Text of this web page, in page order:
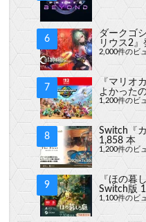
ダークゴ
リウス2』
2,000件のビ
『マリオ
よかった
1,200件のビ
Switch『
1,858 本
1,200件のビ
『ほの暮
Switch版
1,100件のビ